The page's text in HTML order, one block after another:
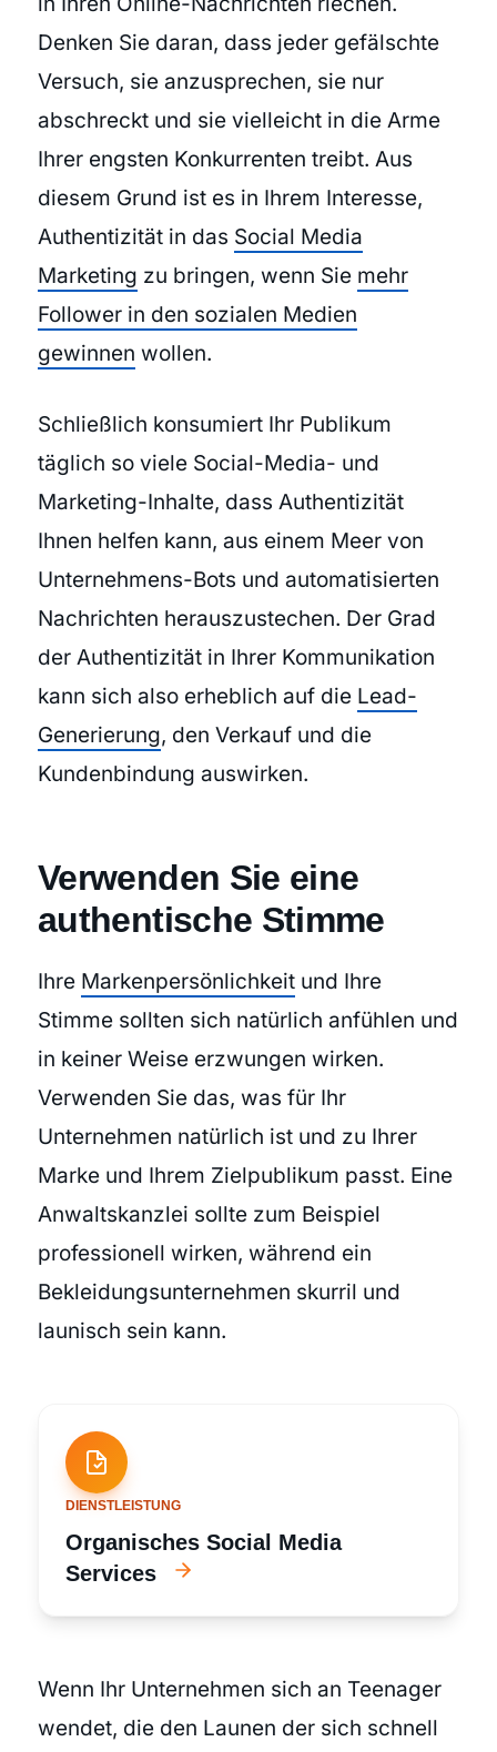
Denken Sie daran, dass jeder gefälschte
Versuch, sie anzusprechen, sie nur
abschreckt und sie vielleicht in die Arme
Ihrer engsten Konkurrenten treibt. Aus
diesem Grund ist es in Ihrem Interesse,
Authentizität in das Social Media
Marketing zu bringen, wenn Sie mehr
Follower in den sozialen Medien
gewinnen wollen.
Schließlich konsumiert Ihr Publikum
täglich so viele Social-Media- und
Marketing-Inhalte, dass Authentizität
Ihnen helfen kann, aus einem Meer von
Unternehmens-Bots und automatisierten
Nachrichten herauszustechen. Der Grad
der Authentizität in Ihrer Kommunikation
kann sich also erheblich auf die Lead-
Generierung, den Verkauf und die
Kundenbindung auswirken.
Verwenden Sie eine
authentische Stimme
Ihre Markenpersönlichkeit und Ihre
Stimme sollten sich natürlich anfühlen und
in keiner Weise erzwungen wirken.
Verwenden Sie das, was für Ihr
Unternehmen natürlich ist und zu Ihrer
Marke und Ihrem Zielpublikum passt. Eine
Anwaltskanzlei sollte zum Beispiel
professionell wirken, während ein
Bekleidungsunternehmen skurril und
launisch sein kann.
DIENSTLEISTUNG
Organisches Social Media
Services
Wenn Ihr Unternehmen sich an Teenager
wendet, die den Launen der sich schnell